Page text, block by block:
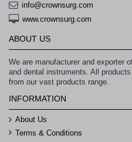
info@crownsurg.com
www.crownsurg.com
ABOUT US
We are manufacturer and exporter
and dental instruments. All
from our vast products range.
INFORMATION
About Us
Terms & Conditions